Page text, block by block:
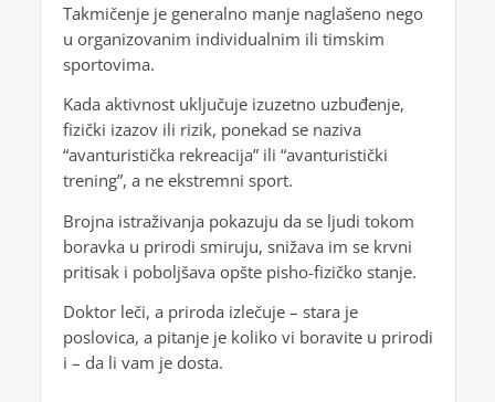
Takmičenje je generalno manje naglašeno nego
u organizovanim individualnim ili timskim
sportovima.
Kada aktivnost uključuje izuzetno uzbuđenje,
fizički izazov ili rizik, ponekad se naziva
“avanturistička rekreacija” ili “avanturistički
trening”, a ne ekstremni sport.
Brojna istraživanja pokazuju da se ljudi tokom
boravka u prirodi smiruju, snižava im se krvni
pritisak i poboljšava opšte pisho-fizičko stanje.
Doktor leči, a priroda izlečuje – stara je
poslovica, a pitanje je koliko vi boravite u prirodi
i – da li vam je dosta.